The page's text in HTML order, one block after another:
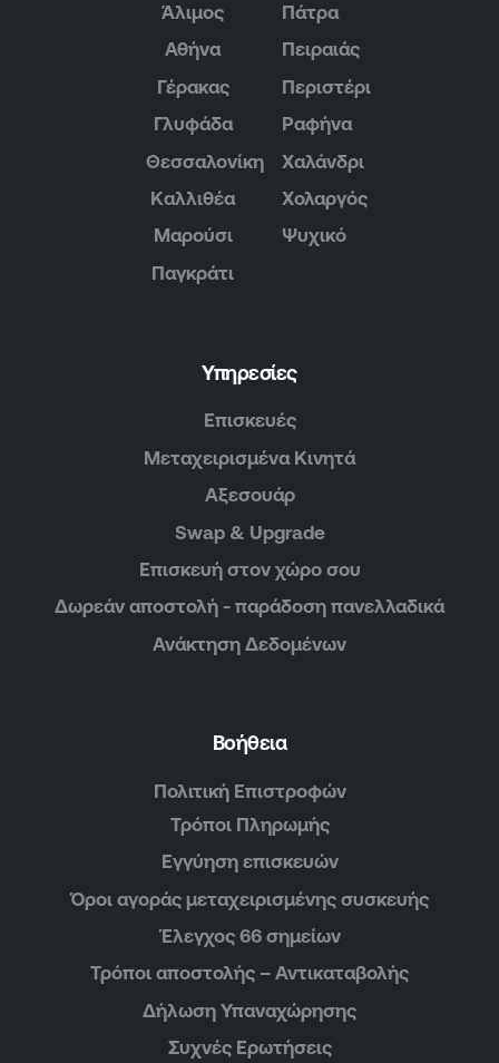
Άλιμος
Αθήνα
Γέρακας
Γλυφάδα
Θεσσαλονίκη
Καλλιθέα
Μαρούσι
Παγκράτι
Πάτρα
Πειραιάς
Περιστέρι
Ραφήνα
Χαλάνδρι
Χολαργός
Ψυχικό
Υπηρεσίες
Επισκευές
Μεταχειρισμένα Κινητά
Αξεσουάρ
Swap & Upgrade
Επισκευή στον χώρο σου
Δωρεάν αποστολή - παράδοση πανελλαδικά
Ανάκτηση Δεδομένων
Βοήθεια
Πολιτική Επιστροφών
Τρόποι Πληρωμής
Εγγύηση επισκευών
Όροι αγοράς μεταχειρισμένης συσκευής
Έλεγχος 66 σημείων
Τρόποι αποστολής – Αντικαταβολής
Δήλωση Υπαναχώρησης
Συχνές Ερωτήσεις